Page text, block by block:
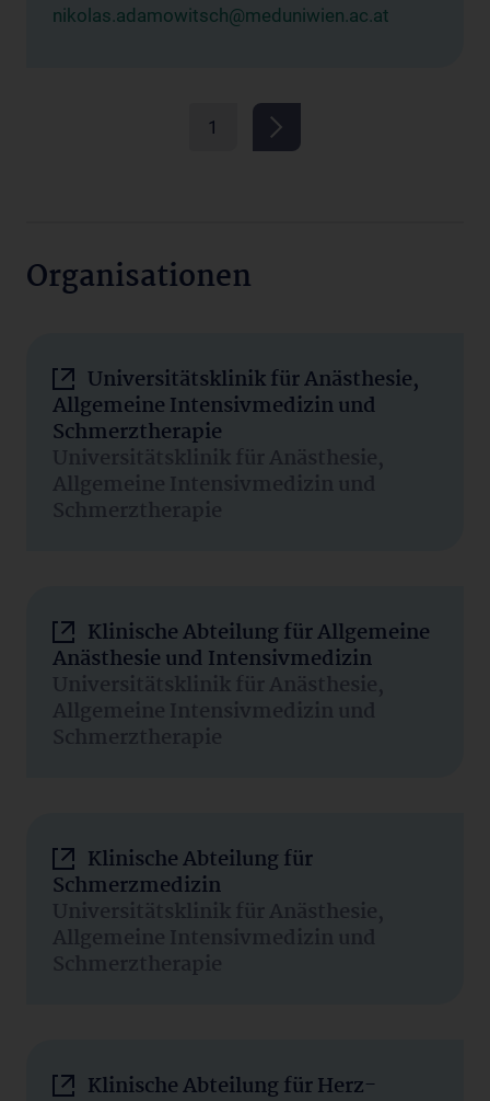
nikolas.adamowitsch@meduniwien.ac.at
1
Organisationen
Universitätsklinik für Anästhesie,
Allgemeine Intensivmedizin und
Schmerztherapie
Universitätsklinik für Anästhesie,
Allgemeine Intensivmedizin und
Schmerztherapie
Klinische Abteilung für Allgemeine
Anästhesie und Intensivmedizin
Universitätsklinik für Anästhesie,
Allgemeine Intensivmedizin und
Schmerztherapie
Klinische Abteilung für
Schmerzmedizin
Universitätsklinik für Anästhesie,
Allgemeine Intensivmedizin und
Schmerztherapie
Klinische Abteilung für Herz-